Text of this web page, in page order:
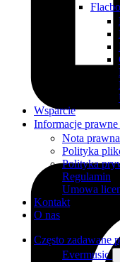
Wsparcie
Informacje prawne
Nota prawna
Polityka
Polityka
Regulamin
Umowa
Kontakt
O nas
Często zadawane
Evermusic